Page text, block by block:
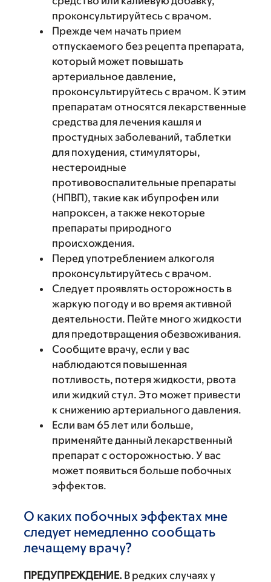
проконсультируйтесь с врачом.
Прежде чем начать прием
отпускаемого без рецепта препарата,
который может повышать
артериальное давление,
проконсультируйтесь с врачом. К этим
препаратам относятся лекарственные
средства для лечения кашля и
простудных заболеваний, таблетки
для похудения, стимуляторы,
нестероидные
противовоспалительные препараты
(НПВП), такие как ибупрофен или
напроксен, а также некоторые
препараты природного
происхождения.
Перед употреблением алкоголя
проконсультируйтесь с врачом.
Следует проявлять осторожность в
жаркую погоду и во время активной
деятельности. Пейте много жидкости
для предотвращения обезвоживания.
Сообщите врачу, если у вас
наблюдаются повышенная
потливость, потеря жидкости, рвота
или жидкий стул. Это может привести
к снижению артериального давления.
Если вам 65 лет или больше,
применяйте данный лекарственный
препарат с осторожностью. У вас
может появиться больше побочных
эффектов.
О каких побочных эффектах мне
следует немедленно сообщать
лечащему врачу?
ПРЕДУПРЕЖДЕНИЕ. В редких случаях у